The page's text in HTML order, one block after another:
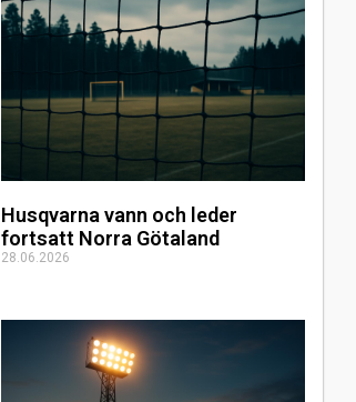
Husqvarna vann och leder
fortsatt Norra Götaland
28.06.2026